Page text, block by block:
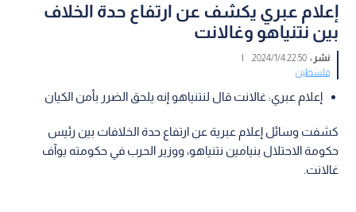
إعلام عبري يكشف عن ارتفاع حدة الخلاف
بين نتنياهو وغالانت
نشر :22:50 2024/1/4
|
فلسطين
إعلام عبري: غالانت قال لنتنياهو إنه يلحق الضرر بأمن الكيان
كشفت وسائل إعلام عبرية عن ارتفاع حدة الخلافات بين رئيس
حكومة الاحتلال بنيامين نتنياهو، ووزير الحرب في حكومته يوآف
غالانت.